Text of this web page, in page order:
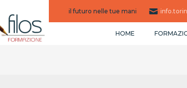
il futuro nelle tue mani
HOME